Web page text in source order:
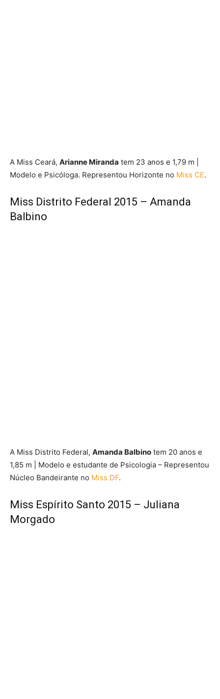
A Miss Ceará, Arianne Miranda tem 23 anos e 1,79 m |
Modelo e Psicóloga. Representou Horizonte no Miss CE.
Miss Distrito Federal 2015 – Amanda
Balbino
A Miss Distrito Federal, Amanda Balbino tem 20 anos e
1,85 m | Modelo e estudante de Psicologia – Representou
Núcleo Bandeirante no Miss DF.
Miss Espírito Santo 2015 – Juliana
Morgado